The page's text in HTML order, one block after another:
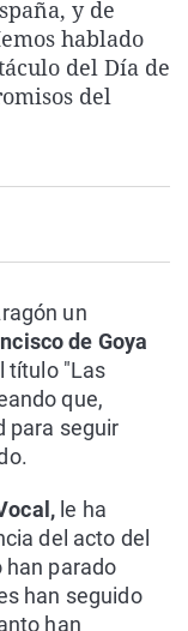
rosa de los vientos
viajera
el perro y el
de
Rioja
Vasco
y de
hablado
del Día de
del
un
de Goya
título "Las
que,
para seguir
le ha
del acto del
han parado
han seguido
han